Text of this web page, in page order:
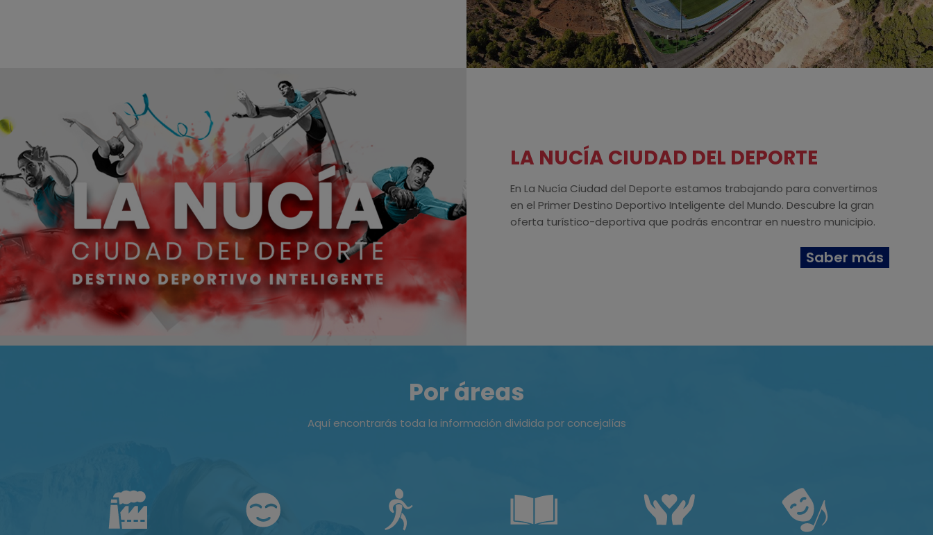
LA NUCÍA CIUDAD DEL DEPORTE
En La Nucía Ciudad del Deporte estamos trabajando para convertirnos
en el Primer Destino Deportivo Inteligente del Mundo. Descubre la gran
oferta turístico-deportiva que podrás encontrar en nuestro municipio.
Saber más
Por áreas
Aquí encontrarás toda la información dividida por concejalías